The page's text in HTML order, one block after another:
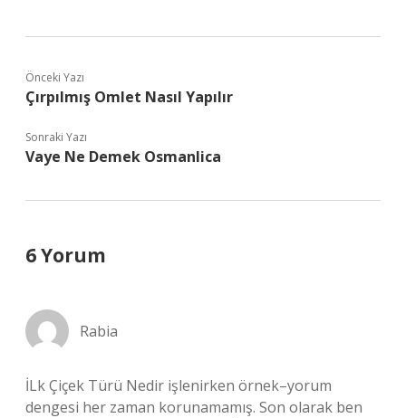
Önceki Yazı
Çırpılmış Omlet Nasıl Yapılır
Sonraki Yazı
Vaye Ne Demek Osmanlica
6 Yorum
Rabia
İLk Çiçek Türü Nedir işlenirken örnek–yorum
dengesi her zaman korunamamış. Son olarak ben